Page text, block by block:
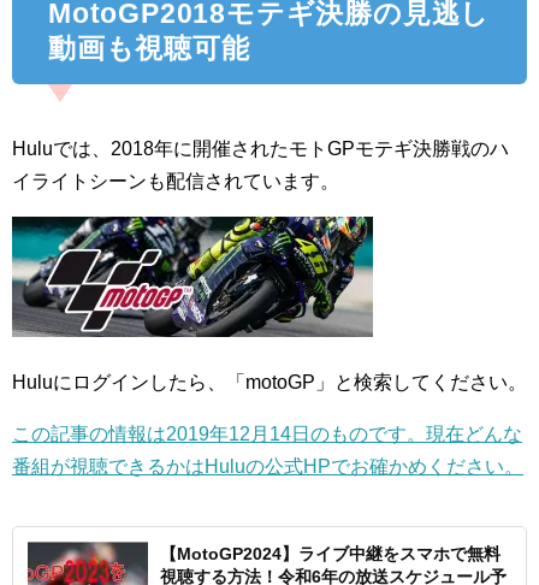
MotoGP2018モテギ決勝の見逃し
動画も視聴可能
Huluでは、2018年に開催されたモトGPモテギ決勝戦のハ
イライトシーンも配信されています。
Huluにログインしたら、「motoGP」と検索してください。
この記事の情報は2019年12月14日のものです。現在どんな
番組が視聴できるかはHuluの公式HPでお確かめください。
【MotoGP2024】ライブ中継をスマホで無料
視聴する方法！令和6年の放送スケジュール予